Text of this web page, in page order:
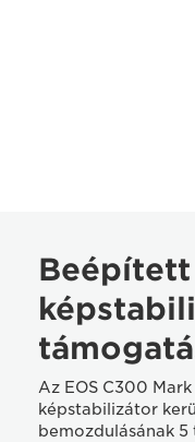
Az EOS C300
képstabilizátor
bemozdulásának